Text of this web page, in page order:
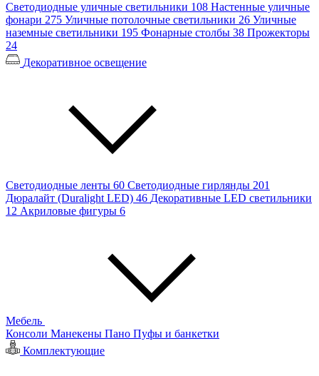
Светодиодные уличные светильники 108 Настенные уличные
фонари 275 Уличные потолочные светильники 26 Уличные
наземные светильники 195 Фонарные столбы 38 Прожекторы
24
Декоративное освещение
Светодиодные ленты 60 Светодиодные гирлянды 201
Дюралайт (Duralight LED) 46 Декоративные LED светильники
12 Акриловые фигуры 6
Мебель
Консоли Манекены Пано Пуфы и банкетки
Комплектующие